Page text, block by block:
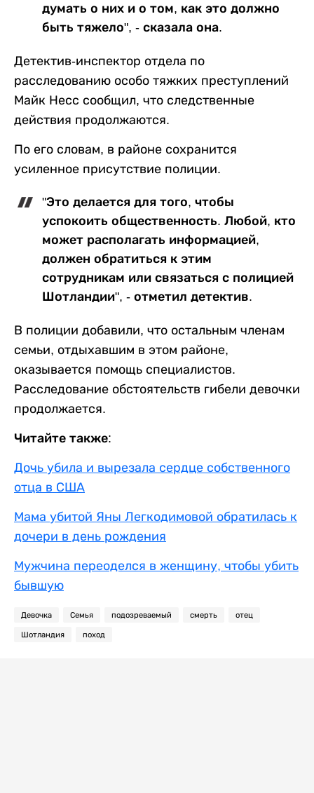
думать о них и о том, как это должно
быть тяжело", - сказала она.
Детектив-инспектор отдела по
расследованию особо тяжких преступлений
Майк Несс сообщил, что следственные
действия продолжаются.
По его словам, в районе сохранится
усиленное присутствие полиции.
"Это делается для того, чтобы
успокоить общественность. Любой, кто
может располагать информацией,
должен обратиться к этим
сотрудникам или связаться с полицией
Шотландии", - отметил детектив.
В полиции добавили, что остальным членам
семьи, отдыхавшим в этом районе,
оказывается помощь специалистов.
Расследование обстоятельств гибели девочки
продолжается.
Читайте также:
Дочь убила и вырезала сердце собственного
отца в США
Мама убитой Яны Легкодимовой обратилась к
дочери в день рождения
Мужчина переоделся в женщину, чтобы убить
бывшую
Девочка Семья подозреваемый смерть отец
Шотландия поход